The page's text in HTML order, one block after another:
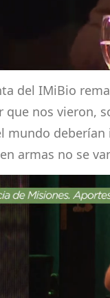
del IMiBio
nos vieron,
mundo
armas no se